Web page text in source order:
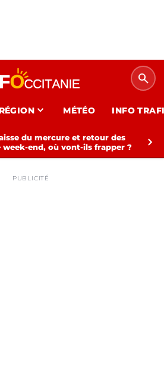
search
expand_more MÉTÉO INFO
du mercure et retour des
week-end, où vont-ils frapper ?
chevron_right
PUBLICITÉ